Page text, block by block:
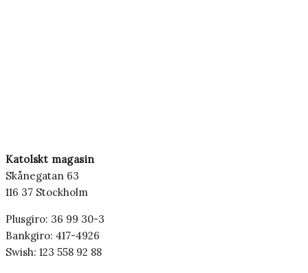
Katolskt magasin
Skånegatan 63
116 37 Stockholm
Plusgiro: 36 99 30-3
Bankgiro: 417-4926
Swish: 123 558 92 88